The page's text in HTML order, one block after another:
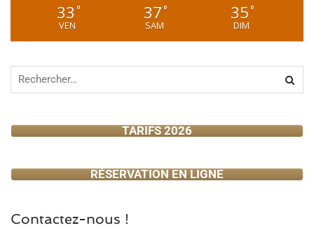
33 °
VEN
37°
SAM
35°
DIM
TARIFS 2026
RÉSERVATION EN LIGNE
Contactez-nous !